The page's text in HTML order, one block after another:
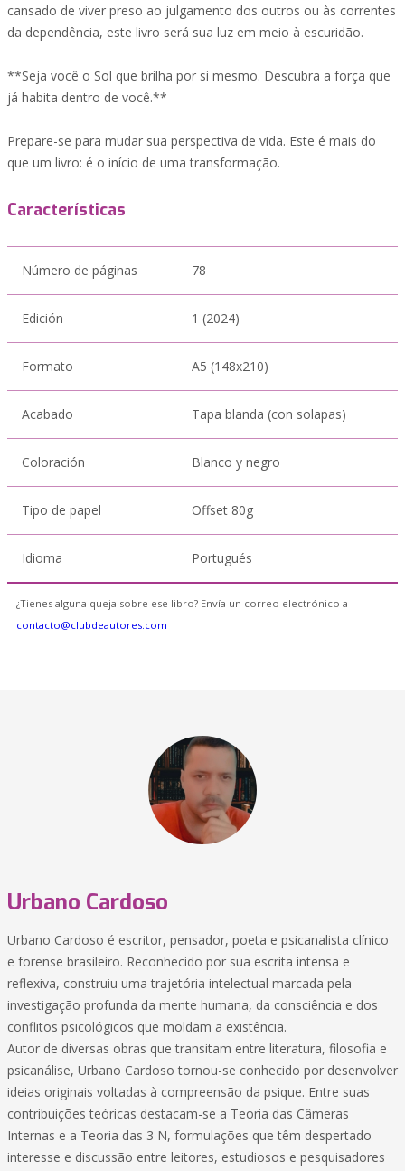
cansado de viver preso ao julgamento dos outros ou às correntes
da dependência, este livro será sua luz em meio à escuridão.
**Seja você o Sol que brilha por si mesmo. Descubra a força que
já habita dentro de você.**
Prepare-se para mudar sua perspectiva de vida. Este é mais do
que um livro: é o início de uma transformação.
Características
Número de páginas 78
Edición 1 (2024)
Formato A5 (148x210)
Acabado Tapa blanda (con solapas)
Coloración Blanco y negro
Tipo de papel Offset 80g
Idioma Portugués
¿Tienes alguna queja sobre ese libro? Envía un correo electrónico a
contacto@clubdeautores.com
Urbano Cardoso
Urbano Cardoso é escritor, pensador, poeta e psicanalista clínico
e forense brasileiro. Reconhecido por sua escrita intensa e
reflexiva, construiu uma trajetória intelectual marcada pela
investigação profunda da mente humana, da consciência e dos
conflitos psicológicos que moldam a existência.
Autor de diversas obras que transitam entre literatura, filosofia e
psicanálise, Urbano Cardoso tornou-se conhecido por desenvolver
ideias originais voltadas à compreensão da psique. Entre suas
contribuições teóricas destacam-se a Teoria das Câmeras
Internas e a Teoria das 3 N, formulações que têm despertado
interesse e discussão entre leitores, estudiosos e pesquisadores